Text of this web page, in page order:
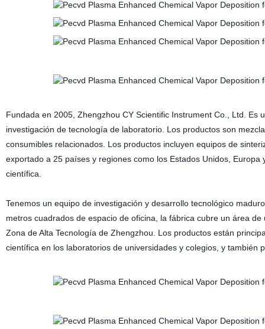
Fundada en 2005, Zhengzhou CY Scientific Instrument Co., Ltd.
investigación de tecnología de laboratorio. Los productos son
consumibles relacionados. Los productos incluyen equipos de
exportado a 25 países y regiones como los Estados Unidos,
científica.
Tenemos un equipo de investigación y desarrollo tecnológico
metros cuadrados de espacio de oficina, la fábrica cubre un área
Zona de Alta Tecnología de Zhengzhou. Los productos están
científica en los laboratorios de universidades y colegios, y